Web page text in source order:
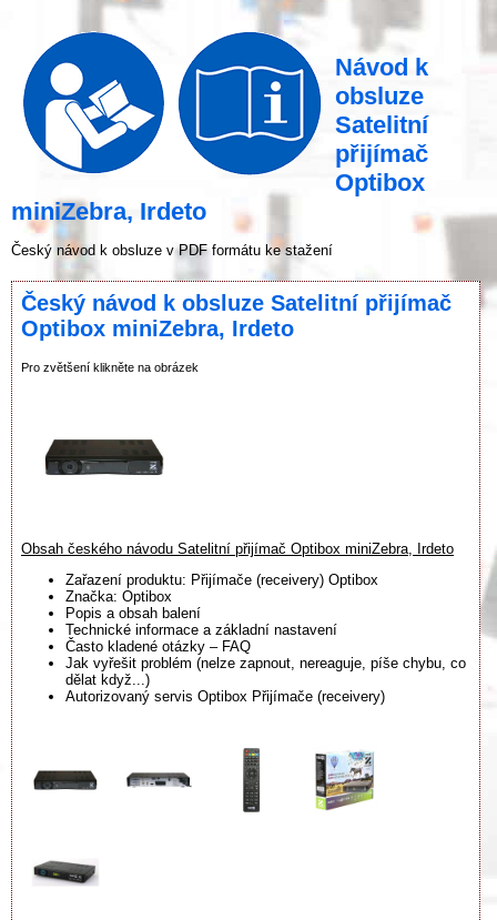
Návod k
obsluze
Satelitní
přijímač
Optibox
miniZebra, Irdeto
Český návod k obsluze v PDF formátu ke stažení
Český návod k obsluze Satelitní přijímač
Optibox miniZebra, Irdeto
Pro zvětšení klikněte na obrázek
Obsah českého návodu Satelitní přijímač Optibox miniZebra, Irdeto
Zařazení produktu: Přijímače (receivery) Optibox
Značka: Optibox
Popis a obsah balení
Technické informace a základní nastavení
Často kladené otázky – FAQ
Jak vyřešit problém (nelze zapnout, nereaguje, píše chybu, co
dělat když...)
Autorizovaný servis Optibox Přijímače (receivery)